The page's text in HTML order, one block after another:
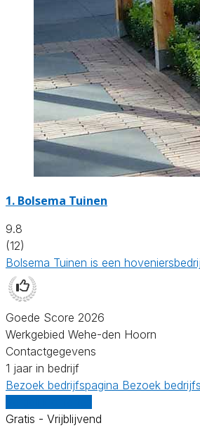
1. Bolsema Tuinen
9.8
(12)
Bolsema Tuinen is een
Goede Score 2026
Werkgebied Wehe-den Hoorn
Contactgegevens
1 jaar in bedrijf
Bezoek bedrijfspagina Bezoek
Gratis - Vrijblijvend